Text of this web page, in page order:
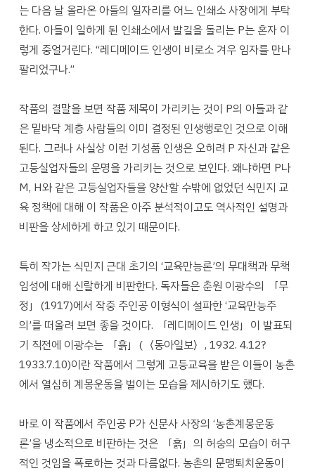
는 다음 날 올라온 아들의 일자리를 어느 인쇄소 사장에게 부탁
한다. 아들이 일하게 된 인쇄소에서 발길을 돌리는 P는 혼자 이
렇게 중얼거린다. “레디메이드 인생이 비로소 겨우 임자를 만나
팔리었구나.”
작품의 결말을 보면 작품 제목이 가리키는 것이 P의 아들과 같
은 밑바닥 계층 사람들의 이미 결정된 인생행로인 것으로 이해
된다. 그러나 사실상 이런 기성품 인생은 오히려 P 자신과 같은
고등실업자들의 운명을 가리키는 것으로 보인다. 왜냐하면 P나
M, H와 같은 고등실업자들을 양산할 수밖에 없었던 식민지 교
육 정책에 대해 이 작품은 아주 분석적이고도 역사적인 설명과
비판을 상세하게 하고 있기 때문이다.
특히 작가는 식민지 근대 초기의 ‘교육만능론’의 무대책과 무책
임성에 대해 신랄하게 비판한다. 독자들은 춘원 이광수의 「무
정」(1917)에서 작중 주인공 이형식이 설파한 ‘교육만능주
의’를 떠올려 보면 좋을 것이다. 「레디메이드 인생」이 발표되
기 직전에 이광수는 「흙」(〈동아일보〉, 1932. 4.12?
1933.7.10)이란 작품에서 그렇게 고등교육을 받은 이들이 농촌
에서 열심히 계몽운동을 벌이는 모습을 제시하기도 했다.
바로 이 작품에서 주인공 P가 신문사 사장의 ‘농촌계몽운동
론’을 냉소적으로 비판하는 것은 「흙」의 허숭의 모습이 허구
적인 것임을 폭로하는 것과 다름없다. 농촌의 문맹퇴치운동이